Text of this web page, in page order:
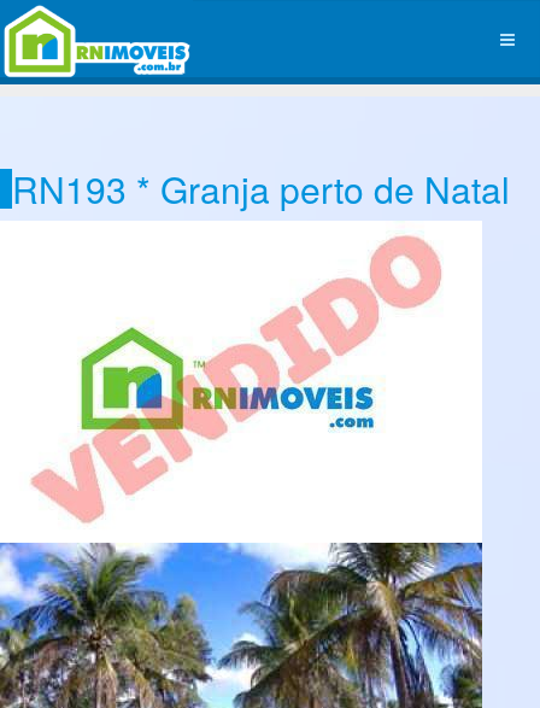
RN193 * Granja perto de Natal